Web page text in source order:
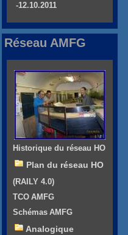
-12.10.2011
Réseau AMFG
Historique du réseau HO
Plan du réseau HO
(RAILY 4.0)
TCO AMFG
Schémas AMFG
Analogique